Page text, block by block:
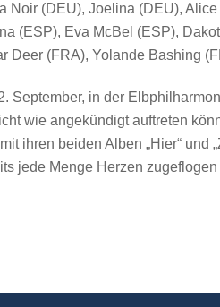
Noir (DEU), Joelina (DEU),
(ESP), Eva McBel (ESP),
Deer (FRA), Yolande Bashing
September, in der
wie angekündigt auftreten
ihren beiden Alben „Hier“ und
jede Menge Herzen zugeflogen